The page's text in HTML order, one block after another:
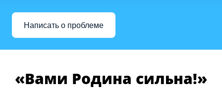
Написать о проблеме
«Вами Родина сильна!»